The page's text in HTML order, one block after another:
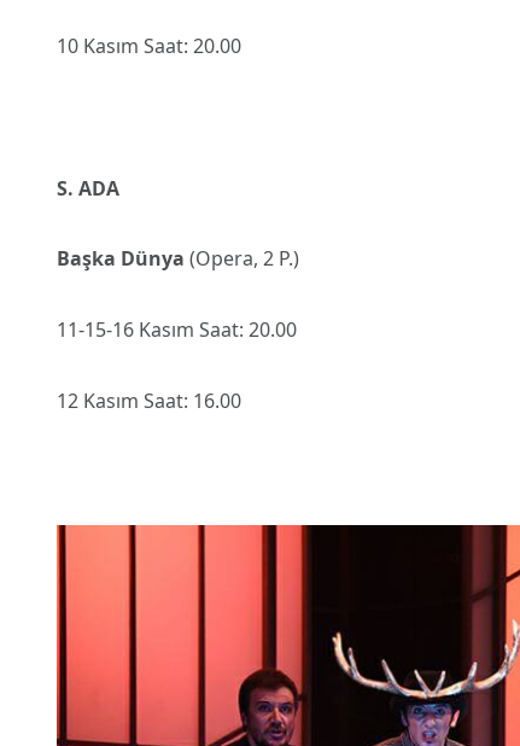
10 Kasım Saat: 20.00
S. ADA
Başka Dünya (Opera, 2 P.)
11-15-16 Kasım Saat: 20.00
12 Kasım Saat: 16.00